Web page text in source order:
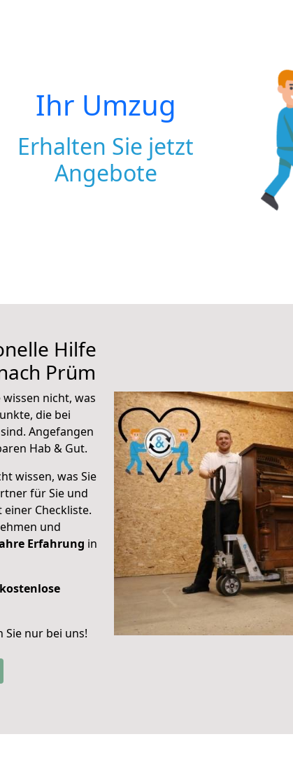
Ihr Umzug
Erhalten Sie jetzt
Angebote
Hilfe
Prüm
nicht, was
die bei
Angefangen
Hab & Gut.
wissen, was Sie
für Sie und
einer Checkliste.
und
Erfahrung in
Sie nur bei uns!